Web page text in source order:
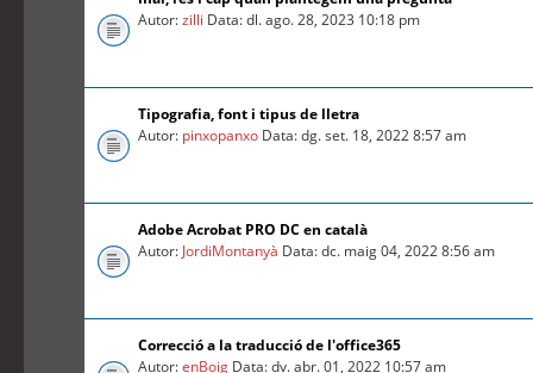
Autor:zilli Data: dl. ago. 28, 2023 10:18 pm
Tipografia, font i tipus de lletra
Autor: pinxopanxo Data: dg. set. 18, 2022 8:57 am
Adobe Acrobat PRO DC en català
Autor: JordiMontanyà Data: dc. maig 04, 2022 8:56 am
Correcció a la traducció de l'office365
Autor:enBoig Data: dv. abr. 01, 2022 10:57 am